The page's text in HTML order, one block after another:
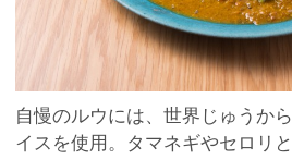
自慢のルウには、世界じゅうか
イスを使用。タマネギやセロリ